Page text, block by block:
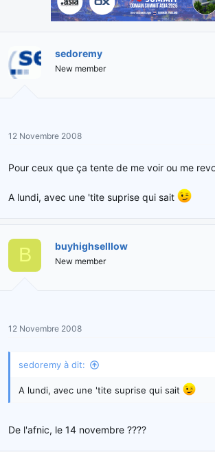
sedoremy
New member
12 Novembre 2008
Pour ceux que ça tente de me voir ou me
A lundi, avec une 'tite suprise qui sait
B buyhighselllow
New member
12 Novembre 2008
sedoremy à dit:
A lundi, avec une 'tite suprise qui sait
De l'afnic, le 14 novembre ????